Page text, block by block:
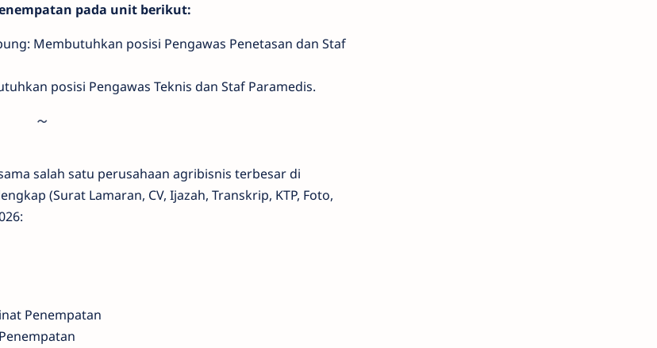
pada unit berikut:
Membutuhkan posisi Pengawas Penetasan dan Staf
posisi Pengawas Teknis dan Staf Paramedis.
salah satu perusahaan agribisnis terbesar di
(Surat Lamaran, CV, Ijazah, Transkrip, KTP, Foto,
Penempatan